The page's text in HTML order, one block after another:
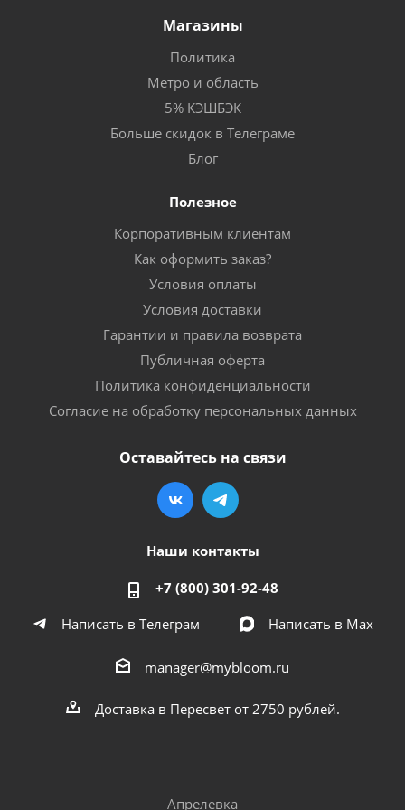
Магазины
Политика
Метро и область
5% КЭШБЭК
Больше скидок в Телеграме
Блог
Полезное
Корпоративным клиентам
Как оформить заказ?
Условия оплаты
Условия доставки
Гарантии и правила возврата
Публичная оферта
Политика конфиденциальности
Согласие на обработку персональных данных
Оставайтесь на связи
Наши контакты
+7 (800) 301-92-48
Написать в Телеграм
Написать в Мах
manager@mybloom.ru
Доставка в Пересвет от 2750 рублей.
Апрелевка